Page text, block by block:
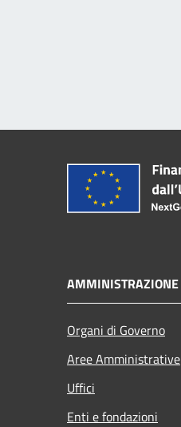
AMMINISTRAZIONE
Organi di Governo
Aree Amministrative
Uffici
Enti e fondazioni